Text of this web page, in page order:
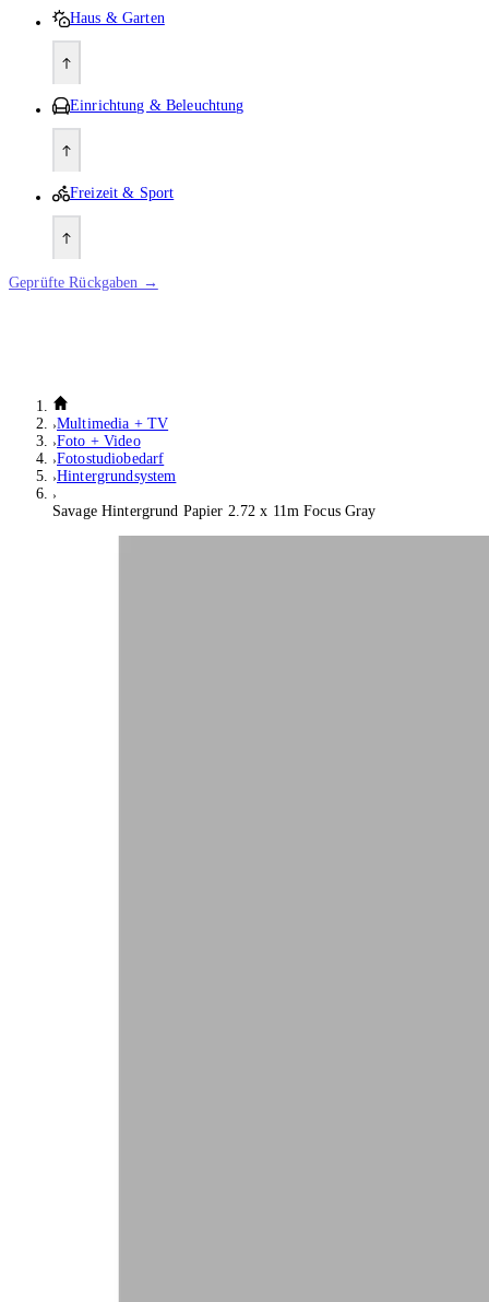
Haus & Garten
Einrichtung & Beleuchtung
Freizeit & Sport
Geprüfte Rückgaben →
Multimedia + TV
Foto + Video
Fotostudiobedarf
Hintergrundsystem
Savage Hintergrund Papier 2.72 x 11m Focus Gray